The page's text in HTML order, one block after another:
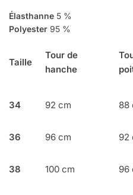
Élasthanne 5 %
Polyester 95 %
Taille
Tour de
hanche
34 92 cm 88
36 96 cm 92
38 100 cm 96